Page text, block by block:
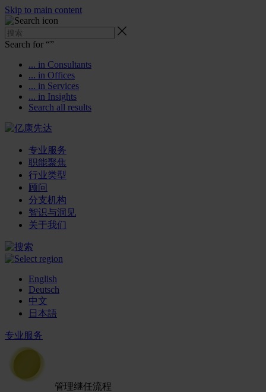
Skip to main content
Search for “”
... in Consultants
... in Offices
... in Services
... in Insights
Search all results
专业服务
职能聚焦
行业类型
顾问
分支机构
智识与洞见
关于我们
English
Deutsch
中文
日本語
专业服务
管理继任流程